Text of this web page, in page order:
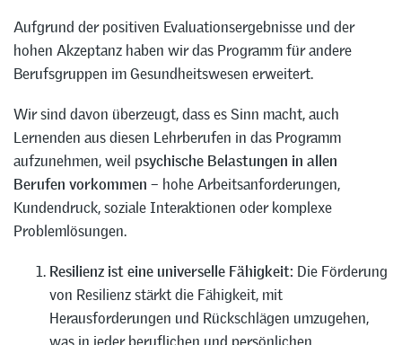
Aufgrund der positiven Evaluationsergebnisse und der
hohen Akzeptanz haben wir das Programm für andere
Berufsgruppen im Gesundheitswesen erweitert.
Wir sind davon überzeugt, dass es Sinn macht, auch
Lernenden aus diesen Lehrberufen in das Programm
aufzunehmen, weil psychische Belastungen in allen
Berufen vorkommen – hohe Arbeitsanforderungen,
Kundendruck, soziale Interaktionen oder komplexe
Problemlösungen.
Resilienz ist eine universelle Fähigkeit: Die Förderung
von Resilienz stärkt die Fähigkeit, mit
Herausforderungen und Rückschlägen umzugehen,